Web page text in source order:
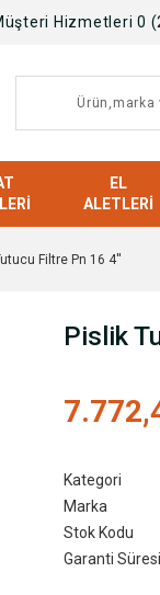
Hizmetleri 0
EL
ALETLERI
Filtre Pn 16 4''
Pislik
Kategori
Marka
Stok Kodu
Garanti Süresi